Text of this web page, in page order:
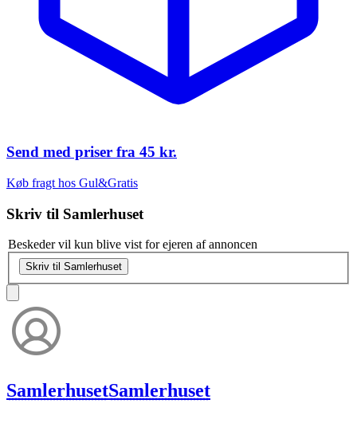
Send med priser fra 45 kr.
Køb fragt hos Gul&Gratis
Skriv til Samlerhuset
Beskeder vil kun blive vist for ejeren af annoncen
Skriv til Samlerhuset
SamlerhusetSamlerhuset